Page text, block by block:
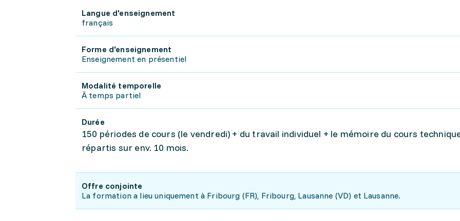
Langue d'enseignement
français
Forme d'enseignement
Enseignement en présentiel
Modalité temporelle
À temps partiel
Durée
150 périodes de cours (le vendredi) + du travail individuel + le mémoire du cours
répartis sur env. 10 mois.
Offre conjointe
La formation a lieu uniquement à Fribourg (FR), Fribourg, Lausanne (VD) et Lausanne.